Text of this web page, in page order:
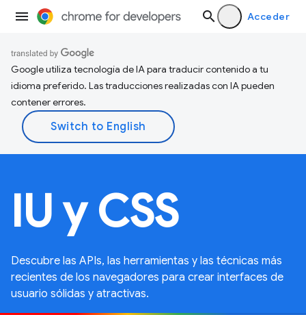
Acceder
Google utiliza tecnología de IA para traducir contenido a tu
idioma preferido. Las traducciones realizadas con IA pueden
contener errores.
IU y CSS
Descubre las APIs, las herramientas y las técnicas más
recientes de los navegadores para crear interfaces de
usuario sólidas y atractivas.